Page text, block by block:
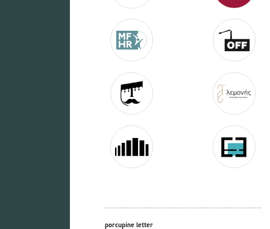
porcupine letter